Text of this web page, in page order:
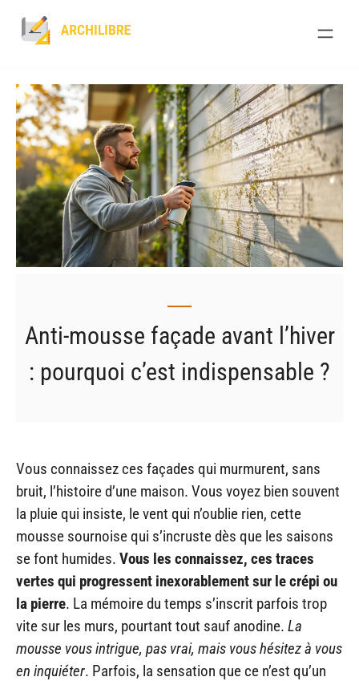
Anti-mousse façade avant l’hiver
: pourquoi c’est indispensable ?
Vous connaissez ces façades qui murmurent, sans
bruit, l’histoire d’une maison. Vous voyez bien souvent
la pluie qui insiste, le vent qui n’oublie rien, cette
mousse sournoise qui s’incruste dès que les saisons
se font humides. Vous les connaissez, ces traces
vertes qui progressent inexorablement sur le crépi ou
la pierre. La mémoire du temps s’inscrit parfois trop
vite sur les murs, pourtant tout sauf anodine. La
mousse vous intrigue, pas vrai, mais vous hésitez à vous
en inquiéter. Parfois, la sensation que ce n’est qu’un